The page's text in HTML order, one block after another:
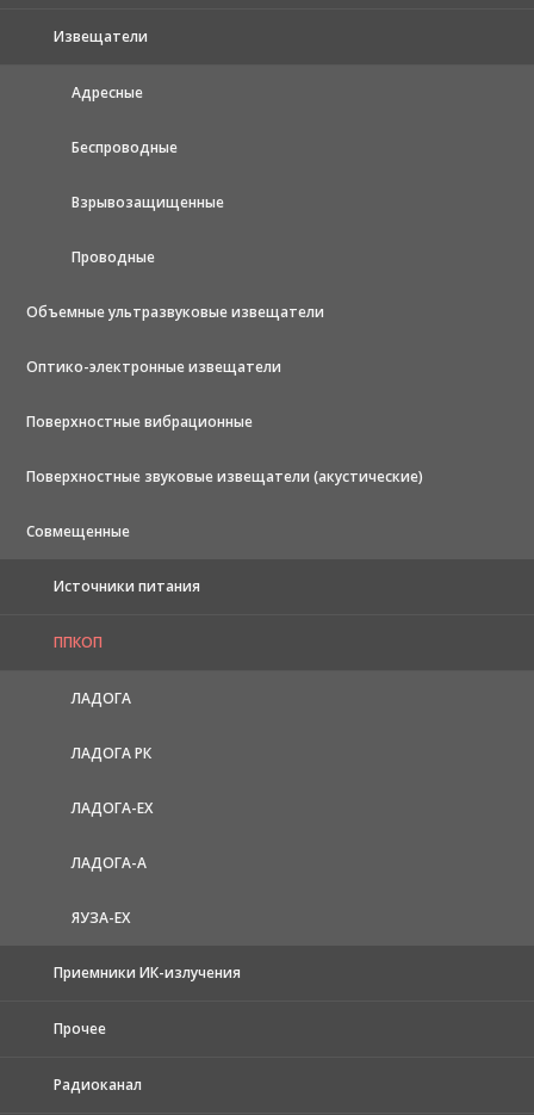
Извещатели
Адресные
Беспроводные
Взрывозащищенные
Проводные
Объемные ультразвуковые извещатели
Оптико-электронные извещатели
Поверхностные вибрационные
Поверхностные звуковые извещатели (акустические)
Совмещенные
Источники питания
ППКОП
ЛАДОГА
ЛАДОГА РК
ЛАДОГА-EX
ЛАДОГА-А
ЯУЗА-ЕХ
Приемники ИК-излучения
Прочее
Радиоканал